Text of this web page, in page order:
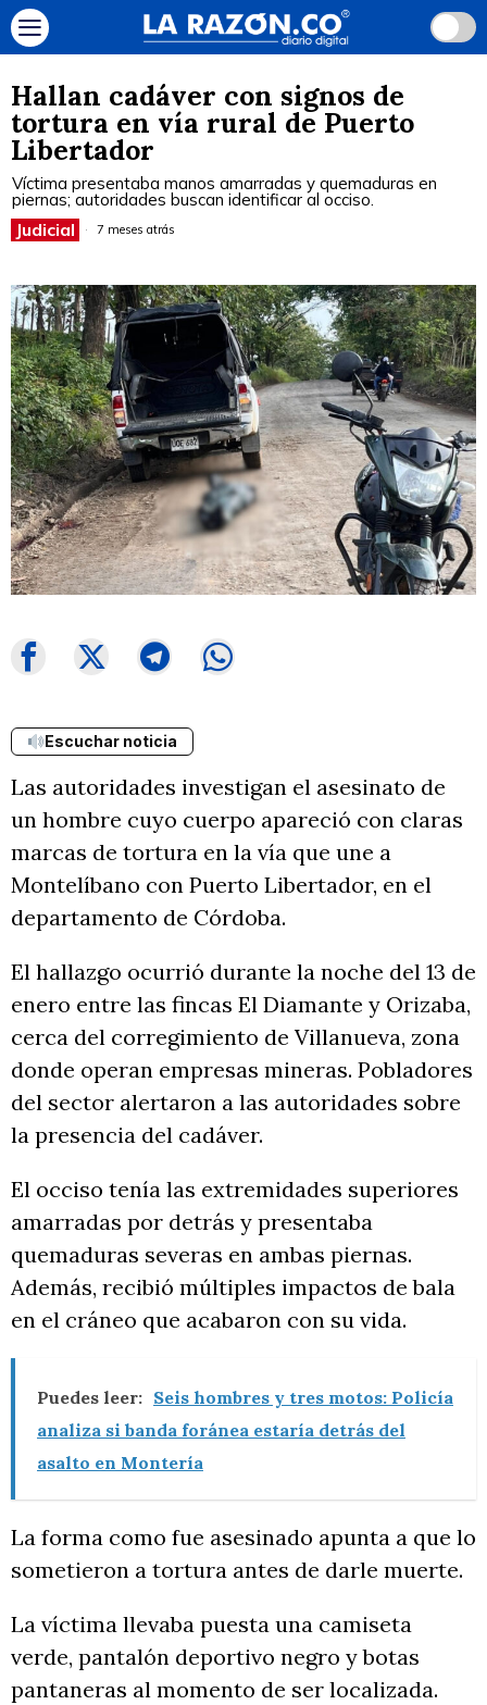
Hallan cadáver con signos de
tortura en vía rural de Puerto
Libertador
Víctima presentaba manos amarradas y quemaduras en
piernas; autoridades buscan identificar al occiso.
Judicial 7 meses atrás
Escuchar noticia
Las autoridades investigan el asesinato de
un hombre cuyo cuerpo apareció con claras
marcas de tortura en la vía que une a
Montelíbano con Puerto Libertador, en el
departamento de Córdoba.
El hallazgo ocurrió durante la noche del 13 de
enero entre las fincas El Diamante y Orizaba,
cerca del corregimiento de Villanueva, zona
donde operan empresas mineras. Pobladores
del sector alertaron a las autoridades sobre
la presencia del cadáver.
El occiso tenía las extremidades superiores
amarradas por detrás y presentaba
quemaduras severas en ambas piernas.
Además, recibió múltiples impactos de bala
en el cráneo que acabaron con su vida.
Puedes leer: Seis hombres y tres motos: Policía
analiza si banda foránea estaría detrás del
asalto en Montería
La forma como fue asesinado apunta a que lo
sometieron a tortura antes de darle muerte.
La víctima llevaba puesta una camiseta
verde, pantalón deportivo negro y botas
pantaneras al momento de ser localizada.